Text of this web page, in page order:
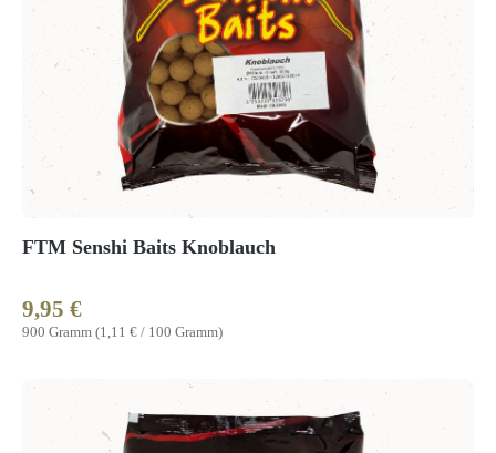
FTM Senshi Baits Knoblauch
900 Gramm (1,11 € / 100 Gramm)
Regulärer Preis:
9,95 €